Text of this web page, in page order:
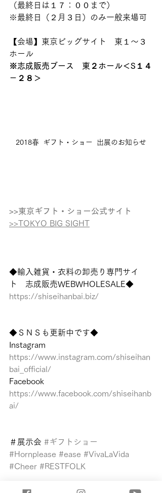
（最終日は１７：００まで）
※最終日（２月３日）のみ一般来場可
【会場】東京ビッグサイト　東１～３
ホール
※志成販売ブース　東２ホール＜S１４
－２８＞
2018春  ギフト・ショー  出展のお知らせ
>>東京ギフト・ショー公式サイト
>>TOKYO BIG SIGHT
◆輸入雑貨・衣料の卸売り専門サイ
ト　志成販売WEBWHOLESALE◆
https://shiseihanbai.biz/
◆ＳＮＳも更新中です◆
Instagram
https://www.instagram.com/shiseihan
bai_official/
Facebook
https://www.facebook.com/shiseihanb
ai/
＃展示会 #ギフトショー
#Hornplease #ease #VivaLaVida
#Cheer #RESTFOLK
お知らせ